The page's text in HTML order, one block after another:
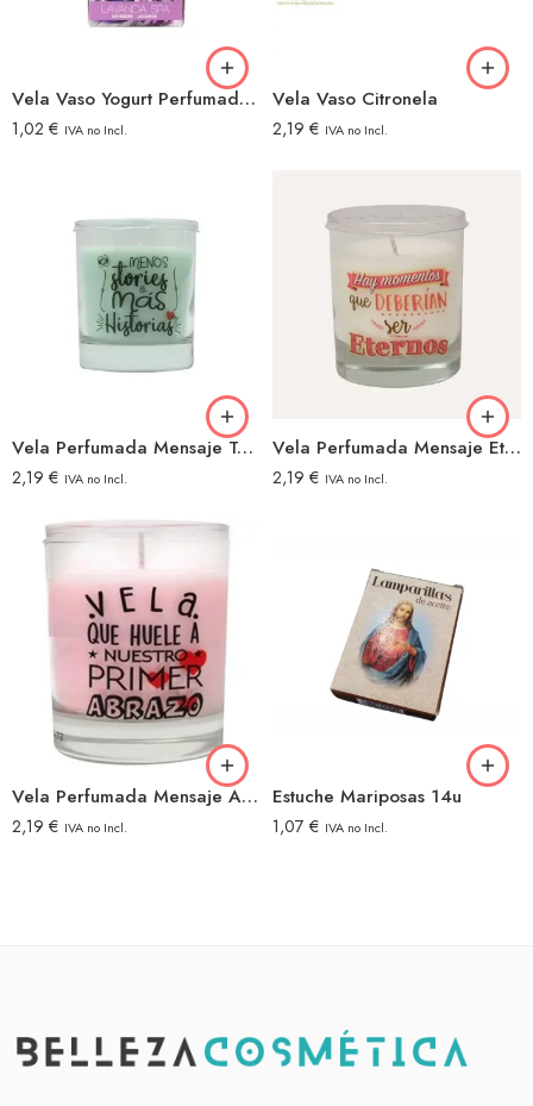
Vela Vaso Yogurt Perfumada Lavanda Spa
1,02 € IVA no Incl.
Vela Vaso Citronela
2,19 € IVA no Incl.
Vela Perfumada Mensaje Tequila
2,19 € IVA no Incl.
Vela Perfumada Mensaje Eternos
2,19 € IVA no Incl.
Vela Perfumada Mensaje Abrazo
2,19 € IVA no Incl.
Estuche Mariposas 14u
1,07 € IVA no Incl.